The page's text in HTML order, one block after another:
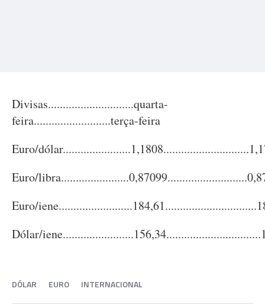
Divisas.............................quarta-
feira..........................terça-feira
Euro/
Euro/
Euro/
Dólar/
DÓLAR EURO INTERNACIONAL